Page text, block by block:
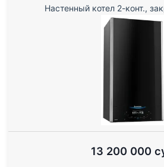
Настенный котел 2-конт.,
13 200 000